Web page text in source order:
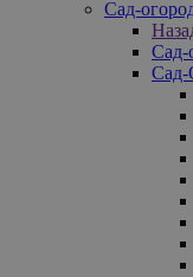
Сад-
Сад-
Сад-